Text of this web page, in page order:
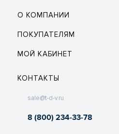
О КОМПАНИИ
ПОКУПАТЕЛЯМ
МОЙ КАБИНЕТ
КОНТАКТЫ
sale@t-d-v.ru
8 (800) 234-33-78